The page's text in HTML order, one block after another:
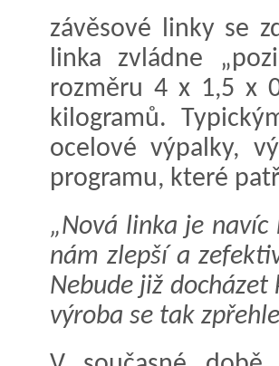
závěsové linky se
linka zvládne
rozměru 4 x 1,5 x
kilogramů.
ocelové výpalky,
programu, které
„Nová linka je
nám zlepší a
Nebude již
výroba se tak